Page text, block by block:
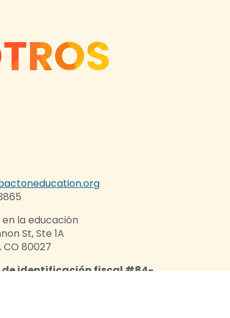
la educación
St, Ste 1A
CO 80027
de identificación fiscal #84-